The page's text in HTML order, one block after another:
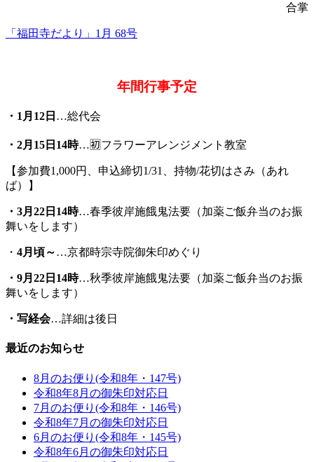
合掌
「福田寺だより」1月 68号
年間行事予定
・1月12日 …総代会
・2月15日14時…🈠フラワーアレンジメント教室
【参加費1,000円、申込締切1/31、持物/花切はさみ（あれ
ば）】
・3月22日14時…春季彼岸施餓鬼法要（加薬ご飯弁当のお振
舞いをします）
・ 4月頃～…京都時宗寺院御朱印めぐり
・ 9月22日14時…秋季彼岸施餓鬼法要（加薬ご飯弁当のお振
舞いをします）
・写経会…詳細は後日
最近のお知らせ
8月のお便り(令和8年・147号)
令和8年8月の御朱印対応日
7月のお便り(令和8年・146号)
令和8年7月の御朱印対応日
6月のお便り(令和8年・145号)
令和8年6月の御朱印対応日